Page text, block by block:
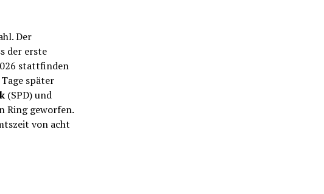
Der
der erste
stattfinden
später
(SPD) und
Ring geworfen.
von acht